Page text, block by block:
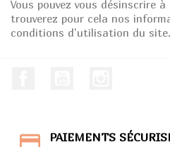
Vous pouvez vous désinscrire
trouverez pour cela nos
conditions d'utilisation du site.
PAIEMENTS